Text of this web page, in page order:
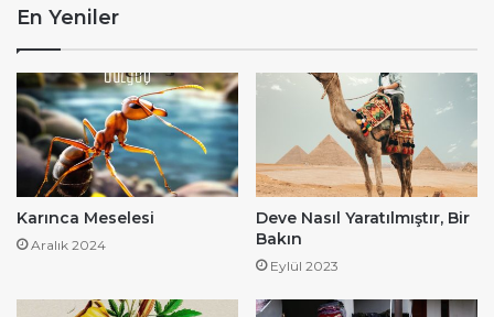
En Yeniler
Karınca Meselesi
Aralık 2024
Deve Nasıl Yaratılmıştır, Bir
Bakın
Eylül 2023